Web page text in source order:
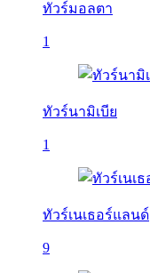
ทัวร์มอลตา
1
ทัวร์นามิเบีย
1
ทัวร์เนเธอร์แลนด์
9